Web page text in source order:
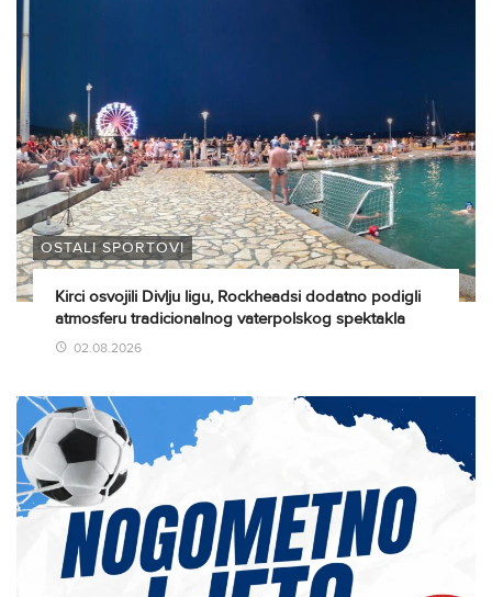
OSTALI SPORTOVI
Kirci osvojili Divlju ligu, Rockheadsi dodatno podigli
atmosferu tradicionalnog vaterpolskog spektakla
02.08.2026